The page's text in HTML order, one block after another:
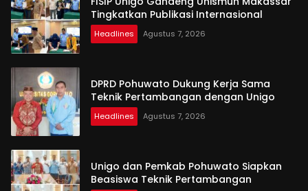
Tingkatkan Publikasi Internasional
Headlines Agustus 7, 2026
DPRD Pohuwato Dukung Kerja Sama
Teknik Pertambangan dengan Unigo
Headlines Agustus 7, 2026
Unigo dan Pemkab Pohuwato Siapkan
Beasiswa Teknik Pertambangan